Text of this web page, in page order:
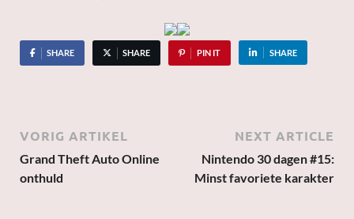
SHARE SHARE PIN IT SHARE
VORIG ARTIKEL
Grand Theft Auto Online
onthuld
NEXT ARTICLE
Nintendo 30 dagen #15:
Minst favoriete karakter